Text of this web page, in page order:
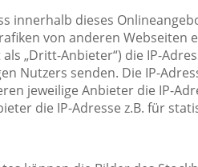
innerhalb dieses
von anderen
„Dritt-Anbieter“) die IP-
Nutzers senden. Die IP-
jeweilige Anbieter die IP-
die IP-Adresse z.B. für